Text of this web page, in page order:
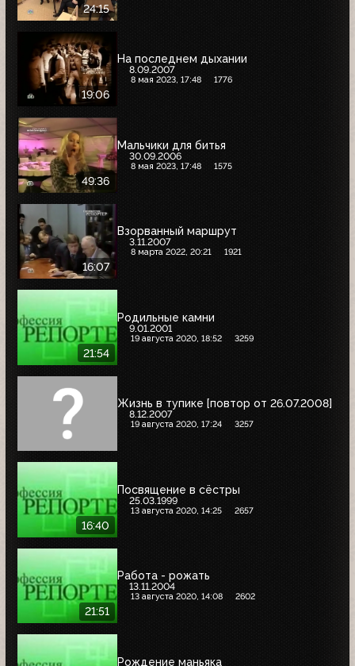
24:15
19:06
На последнем дыхании
8.09.2007
8 мая 2023, 17:48 1776
49:36
Мальчики для битья
30.09.2006
8 мая 2023, 17:48 1575
16:07
Взорванный маршрут
3.11.2007
8 марта 2022, 20:21 1921
21:54
Родильные камни
9.01.2001
19 августа 2020, 18:52 3259
Жизнь в тупике [повтор от 26.07.2008]
8.12.2007
19 августа 2020, 17:24 3257
16:40
Посвящение в сёстры
25.03.1999
13 августа 2020, 14:25 2657
21:51
Работа - рожать
13.11.2004
13 августа 2020, 14:08 2602
Рождение маньяка